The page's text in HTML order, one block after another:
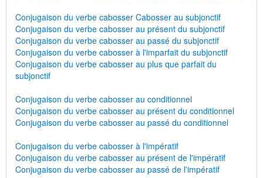
Conjugaison du verbe cabosser Cabosser au subjonctif
Conjugaison du verbe cabosser au présent du subjonctif
Conjugaison du verbe cabosser au passé du subjonctif
Conjugaison du verbe cabosser à l'imparfait du subjonctif
Conjugaison du verbe cabosser au plus que parfait du
subjonctif
Conjugaison du verbe cabosser au conditionnel
Conjugaison du verbe cabosser au présent du conditionnel
Conjugaison du verbe cabosser au passé du conditionnel
Conjugaison du verbe cabosser à l'impératif
Conjugaison du verbe cabosser au présent de l'impératif
Conjugaison du verbe cabosser au passé de l'impératif